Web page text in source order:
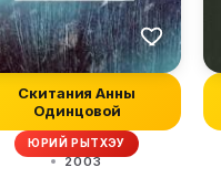
Cкитания Анны
Одинцовой
ЮРИЙ РЫТХЭУ
2003